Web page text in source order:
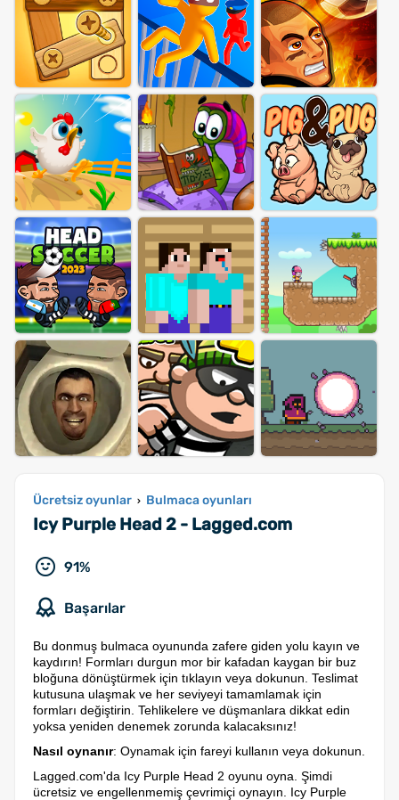
Ücretsiz oyunlar › Bulmaca oyunları
Icy Purple Head 2 - Lagged.com
91%
Başarılar
Bu donmuş bulmaca oyununda zafere giden yolu kayın ve
kaydırın! Formları durgun mor bir kafadan kaygan bir buz
bloğuna dönüştürmek için tıklayın veya dokunun. Teslimat
kutusuna ulaşmak ve her seviyeyi tamamlamak için
formları değiştirin. Tehlikelere ve düşmanlara dikkat edin
yoksa yeniden denemek zorunda kalacaksınız!
Nasıl oynanır: Oynamak için fareyi kullanın veya dokunun.
Lagged.com'da Icy Purple Head 2 oyunu oyna. Şimdi
ücretsiz ve engellenmemiş çevrimiçi oynayın. Icy Purple